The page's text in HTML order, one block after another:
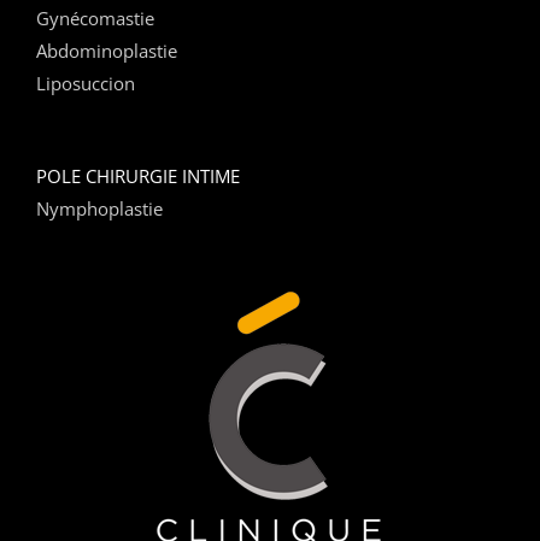
Gynécomastie
Abdominoplastie
Liposuccion
POLE CHIRURGIE INTIME
Nymphoplastie